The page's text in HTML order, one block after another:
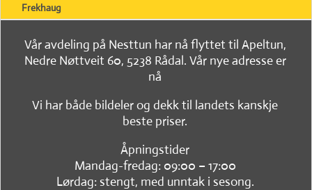
Frekhaug
Vår avdeling på Nesttun har nå flyttet til Apeltun,
Nedre Nøttveit 60, 5238 Rådal. Vår nye adresse er
nå
Vi har både bildeler og dekk til landets kanskje
beste priser.
Åpningstider
Mandag-fredag: 09:00 – 17:00
Lørdag: stengt, med unntak i sesong.